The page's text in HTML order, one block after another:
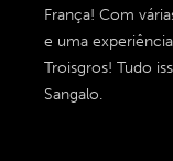
França! Com
e uma
Troisgros! Tudo
Sangalo.